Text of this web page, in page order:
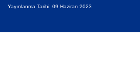
Yayınlanma Tarihi: 09 Haziran 2023